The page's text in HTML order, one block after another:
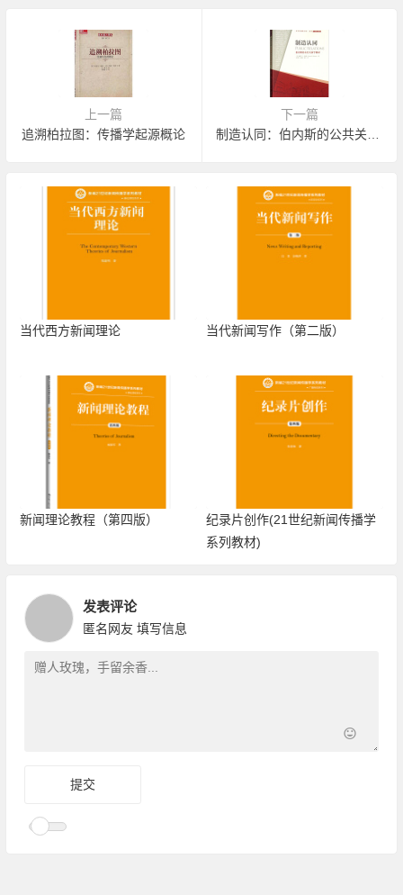
上一篇
追溯柏拉图：传播学起源概论
下一篇
当代西方新闻理论 当代新闻写作（第二版）
新闻理论教程（第四版）
纪录片创作(21世纪新闻传播学
系列教材)
发表评论
匿名网友 填写信息